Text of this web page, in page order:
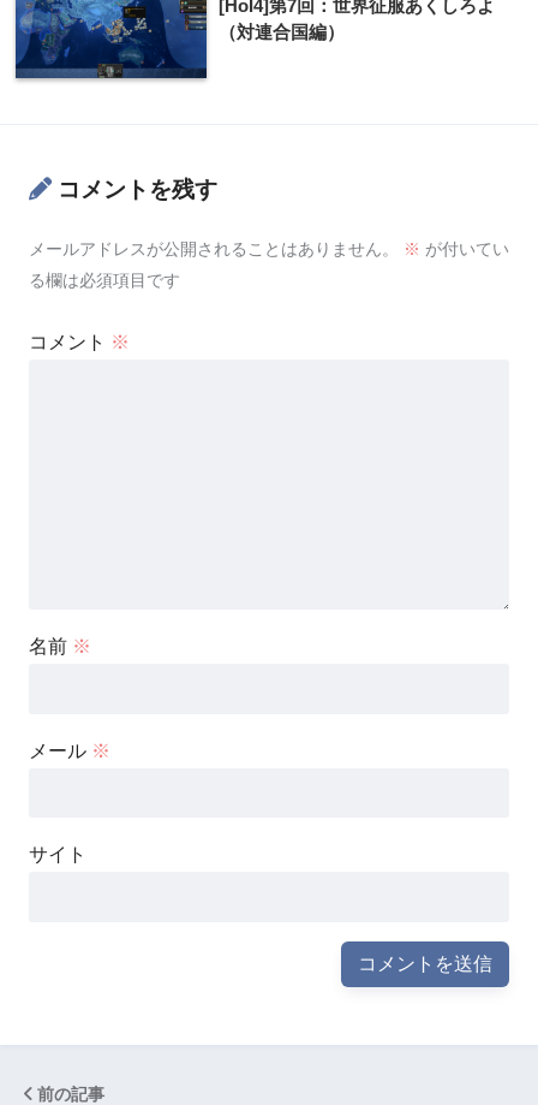
[HoI4]第7回：世界征服あくしろよ
（対連合国編）
コメントを残す
メールアドレスが公開されることはありません。 ※ が付いてい
る欄は必須項目です
コメント ※
名前 ※
メール ※
サイト
前の記事